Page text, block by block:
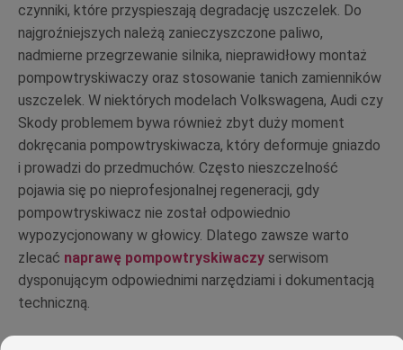
czynniki, które przyspieszają degradację uszczelek. Do
najgroźniejszych należą zanieczyszczone paliwo,
nadmierne przegrzewanie silnika, nieprawidłowy montaż
pompowtryskiwaczy oraz stosowanie tanich zamienników
uszczelek. W niektórych modelach Volkswagena, Audi czy
Skody problemem bywa również zbyt duży moment
dokręcania pompowtryskiwacza, który deformuje gniazdo
i prowadzi do przedmuchów. Często nieszczelność
pojawia się po nieprofesjonalnej regeneracji, gdy
pompowtryskiwacz nie został odpowiednio
wypozycjonowany w głowicy. Dlatego zawsze warto
zlecać naprawę pompowtryskiwaczy serwisom
dysponującym odpowiednimi narzędziami i dokumentacją
techniczną.